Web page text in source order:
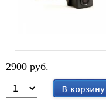
2900 руб.